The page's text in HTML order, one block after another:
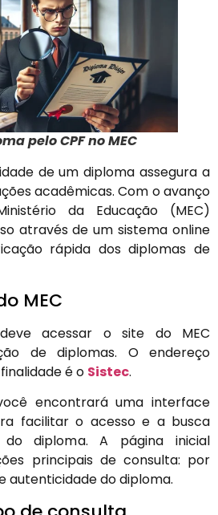
pelo CPF no MEC
de um diploma assegura a
acadêmicas. Com o avanço
da Educação (MEC)
através de um sistema online
rápida dos diplomas de
MEC
acessar o site do MEC
de diplomas. O endereço
é o Sistec.
encontrará uma interface
facilitar o acesso e a busca
do diploma. A página inicial
principais de consulta: por
autenticidade do diploma.